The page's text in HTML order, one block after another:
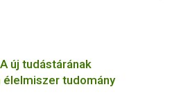
új tudástárának
élelmiszer tudomány